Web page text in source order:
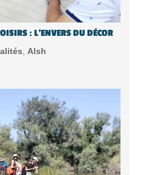
: L’ENVERS DU DÉCOR
Alsh